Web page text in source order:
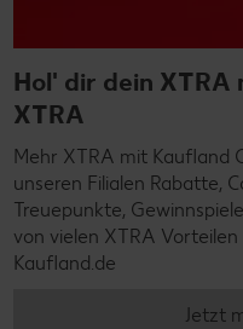
Hol' dir dein
XTRA
Mehr XTRA mit Kaufland
unseren Filialen Rabatte,
Treuepunkte,
von vielen XTRA
Kaufland.de
Jetzt